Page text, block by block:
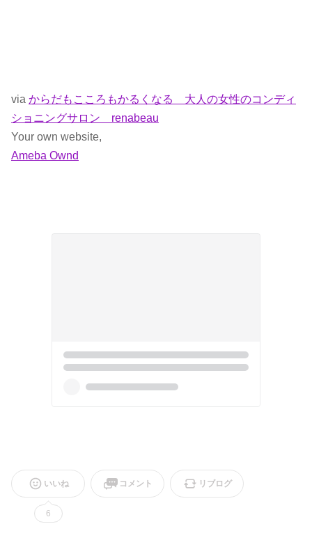
via からだもこころもかるくなる 大人の女性のコンディ
ショニングサロン renabeau
Your own website,
Ameba Ownd
いいね
6
コメント リブログ